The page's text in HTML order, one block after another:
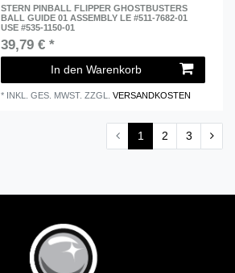
STERN PINBALL FLIPPER GHOSTBUSTERS
BALL GUIDE 01 ASSEMBLY LE #511-7682-01
USE #535-1150-01
39,79 € *
In den Warenkorb
* INKL. GES. MWST. ZZGL.VERSANDKOSTEN
1 2 3